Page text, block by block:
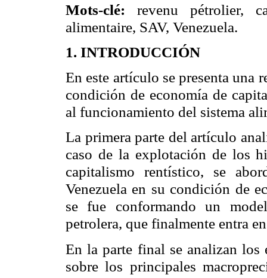
Mots-clé: revenu pétrolier,
alimentaire, SAV, Venezuela.
1. INTRODUCCIÓN
En este artículo se presenta una
condición de economía de
al funcionamiento del sistema
La primera parte del artículo
caso de la explotación de los
capitalismo rentístico, se
Venezuela en su condición de
se fue conformando un
petrolera, que finalmente entra
En la parte final se analizan los
sobre los principales